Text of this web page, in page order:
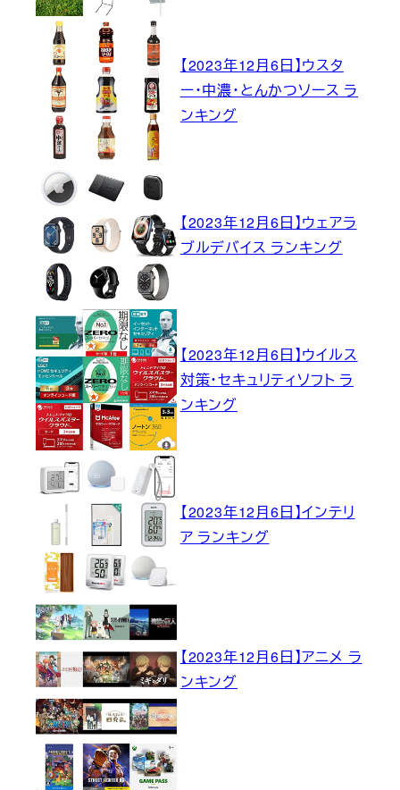
【2023年12月6日】ウスタ
ー・中濃・とんかつソース ラ
ンキング
【2023年12月6日】ウェアラ
ブルデバイス ランキング
【2023年12月6日】ウイルス
対策・セキュリティソフト ラ
ンキング
【2023年12月6日】インテリ
ア ランキング
【2023年12月6日】アニメ ラ
ンキング